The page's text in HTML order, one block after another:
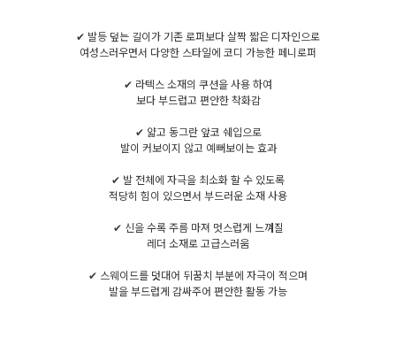
✔ 발등 덮는 길이가 기존 로퍼보다 살짝 짧은 디자인으로
여성스러우면서 다양한 스타일에 코디 가능한 페니로퍼
✔ 라텍스 소재의 쿠션을 사용 하여
보다 부드럽고 편안한 착화감
✔ 얇고 동그란 앞코 쉐입으로
발이 커보이지 않고 예뻐보이는 효과
✔ 발 전체에 자극을 최소화 할 수 있도록
적당히 힘이 있으면서 부드러운 소재 사용
✔ 신을 수록 주름 마져 멋스럽게 느껴질
레더 소재로 고급스러움
✔ 스웨이드를 덧대어 뒤꿈치 부분에 자극이 적으며
발을 부드럽게 감싸주어 편안한 활동 가능